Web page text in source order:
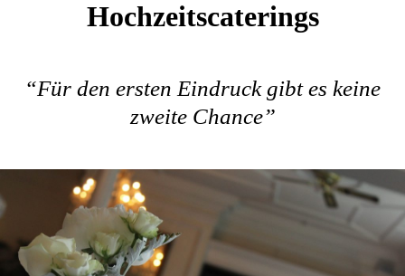
Hochzeitscaterings
“Für den ersten Eindruck gibt es keine
zweite Chance”